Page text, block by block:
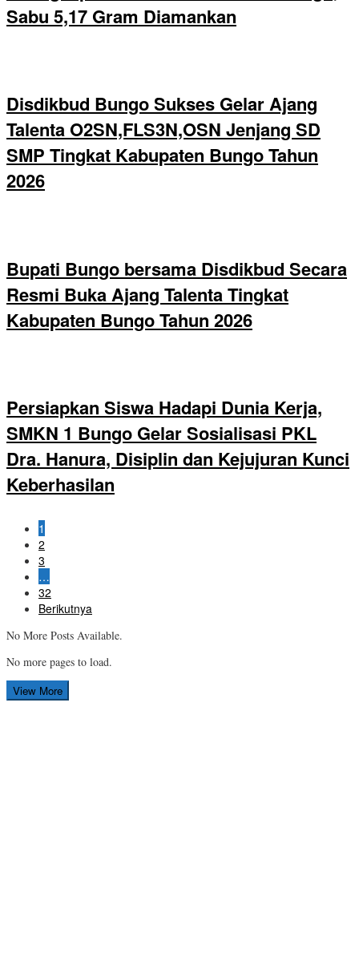
Sabu 5,17 Gram Diamankan
Disdikbud Bungo Sukses Gelar Ajang
Talenta O2SN,FLS3N,OSN Jenjang SD
SMP Tingkat Kabupaten Bungo Tahun
2026
Bupati Bungo bersama Disdikbud Secara
Resmi Buka Ajang Talenta Tingkat
Kabupaten Bungo Tahun 2026
Persiapkan Siswa Hadapi Dunia Kerja,
SMKN 1 Bungo Gelar Sosialisasi PKL
Dra. Hanura, Disiplin dan Kejujuran Kunci
Keberhasilan
1
2
3
…
32
Berikutnya
No More Posts Available.
No more pages to load.
View More